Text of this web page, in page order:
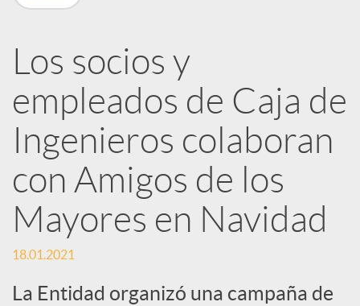
R
e
d
e
s
S
Los socios y
empleados de Caja de
Ingenieros colaboran
con Amigos de los
Mayores en Navidad
18.01.2021
La Entidad organizó una campaña de